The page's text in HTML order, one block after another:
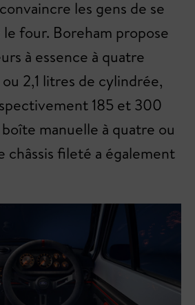
les gens de se
four. Boreham propose
à essence à quatre
2,1 litres de cylindrée,
185 et 300
manuelle à quatre ou
châssis fileté a également